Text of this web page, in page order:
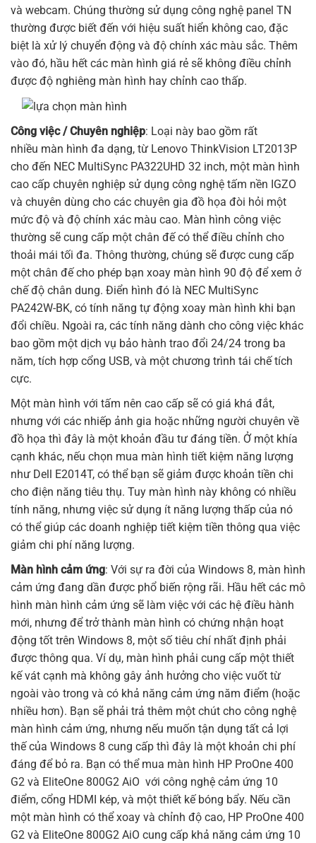
và webcam. Chúng thường sử dụng công nghệ panel TN
thường được biết đến với hiệu suất hiển không cao, đặc
biệt là xử lý chuyển động và độ chính xác màu sắc. Thêm
vào đó, hầu hết các màn hình giá rẻ sẽ không điều chỉnh
được độ nghiêng màn hình hay chỉnh cao thấp.
Công việc / Chuyên nghiệp: Loại này bao gồm rất
nhiều màn hình đa dạng, từ Lenovo ThinkVision LT2013P
cho đến NEC MultiSync PA322UHD 32 inch, một màn hình
cao cấp chuyên nghiệp sử dụng công nghệ tấm nền IGZO
và chuyên dùng cho các chuyên gia đồ họa đòi hỏi một
mức độ và độ chính xác màu cao. Màn hình công việc
thường sẽ cung cấp một chân đế có thể điều chỉnh cho
thoải mái tối đa. Thông thường, chúng sẽ được cung cấp
một chân đế cho phép bạn xoay màn hình 90 độ để xem ở
chế độ chân dung. Điển hình đó là NEC MultiSync
PA242W-BK, có tính năng tự động xoay màn hình khi bạn
đổi chiều. Ngoài ra, các tính năng dành cho công việc khác
bao gồm một dịch vụ bảo hành trao đổi 24/24 trong ba
năm, tích hợp cổng USB, và một chương trình tái chế tích
cực.
Một màn hình với tấm nên cao cấp sẽ có giá khá đắt,
nhưng với các nhiếp ảnh gia hoặc những người chuyên về
đồ họa thì đây là một khoản đầu tư đáng tiền. Ở một khía
cạnh khác, nếu chọn mua màn hình tiết kiệm năng lượng
như Dell E2014T, có thể bạn sẽ giảm được khoản tiền chi
cho điện năng tiêu thụ. Tuy màn hình này không có nhiều
tính năng, nhưng việc sử dụng ít năng lượng thấp của nó
có thể giúp các doanh nghiệp tiết kiệm tiền thông qua việc
giảm chi phí năng lượng.
Màn hình cảm ứng: Với sự ra đời của Windows 8, màn hình
cảm ứng đang dần được phổ biến rộng rãi. Hầu hết các mô
hình màn hình cảm ứng sẽ làm việc với các hệ điều hành
mới, nhưng để trở thành màn hình có chứng nhận hoạt
động tốt trên Windows 8, một số tiêu chí nhất định phải
được thông qua. Ví dụ, màn hình phải cung cấp một thiết
kế vát cạnh mà không gây ảnh hưởng cho việc vuốt từ
ngoài vào trong và có khả năng cảm ứng năm điểm (hoặc
nhiều hơn). Bạn sẽ phải trả thêm một chút cho công nghệ
màn hình cảm ứng, nhưng nếu muốn tận dụng tất cả lợi
thế của Windows 8 cung cấp thì đây là một khoản chi phí
đáng để bỏ ra. Bạn có thể mua màn hình HP ProOne 400
G2 và EliteOne 800G2 AiO với công nghệ cảm ứng 10
điểm, cổng HDMI kép, và một thiết kế bóng bẩy. Nếu cần
một màn hình có thể xoay và chỉnh độ cao, HP ProOne 400
G2 và EliteOne 800G2 AiO cung cấp khả năng cảm ứng 10